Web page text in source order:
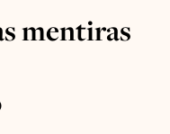
mentiras